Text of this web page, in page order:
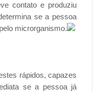
contato e produziu
se a pessoa
microrganismo.
rápidos, capazes
se a pessoa já